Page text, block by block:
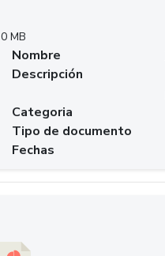
0 MB
Nombre
Descripción
Categoria
Tipo de documento
Fechas